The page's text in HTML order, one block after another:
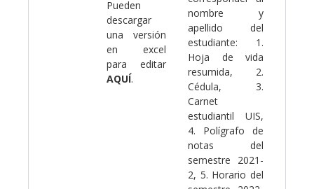
Pueden
descargar
una versión
en excel
para editar
AQUÍ.
nombre y
apellido del
estudiante: 1.
Hoja de vida
resumida, 2.
Cédula, 3.
Carnet
estudiantil UIS,
4. Polígrafo de
notas del
semestre 2021-
2, 5. Horario del